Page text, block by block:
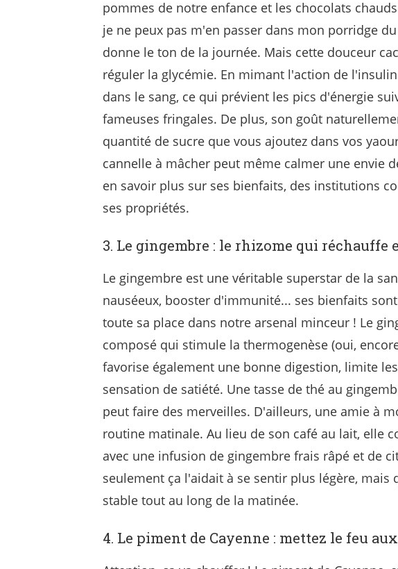
pommes de notre enfance et les chocolats
je ne peux pas m'en passer dans mon porridge
donne le ton de la journée. Mais cette douceur
réguler la glycémie. En mimant l'action de
dans le sang, ce qui prévient les pics d'énergie
fameuses fringales. De plus, son goût
quantité de sucre que vous ajoutez dans vos
cannelle à mâcher peut même calmer une envie
en savoir plus sur ses bienfaits, des institutions
ses propriétés.
3. Le gingembre : le rhizome qui réchauffe
Le gingembre est une véritable superstar de la
nauséeux, booster d'immunité... ses bienfaits
toute sa place dans notre arsenal minceur ! Le
composé qui stimule la thermogenèse (oui,
favorise également une bonne digestion, limite
sensation de satiété. Une tasse de thé au
peut faire des merveilles. D'ailleurs, une amie à
routine matinale. Au lieu de son café au lait, elle
avec une infusion de gingembre frais râpé et de
seulement ça l'aidait à se sentir plus légère, mais
stable tout au long de la matinée.
4. Le piment de Cayenne : mettez le feu